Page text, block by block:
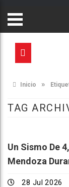
Inicio »
TAG
Un Sismo De
Mendoza
28 Jul 2026